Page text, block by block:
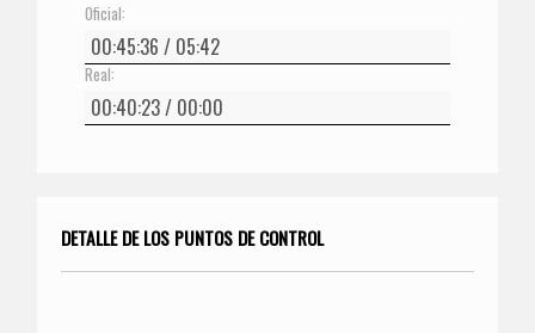
Oficial:
Real:
DETALLE DE LOS PUNTOS DE CONTROL